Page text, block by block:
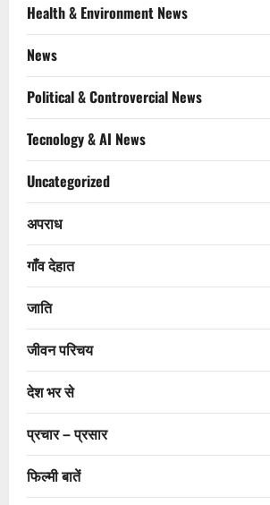
Health & Environment News
News
Political & Controvercial News
Tecnology & AI News
Uncategorized
अपराध
गाँव देहात
जाति
जीवन परिचय
देश भर से
प्रचार – प्रसार
फिल्मी बातें